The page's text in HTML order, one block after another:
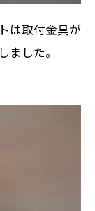
は取付金具が
した。